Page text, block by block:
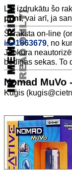
Lai izdrukātu šo
print, vai arī, ja
Šī raksta on-line
id=1863679, no
Jebkura
bēdīgas sekas. To
Nomad MuVo
Kuģis